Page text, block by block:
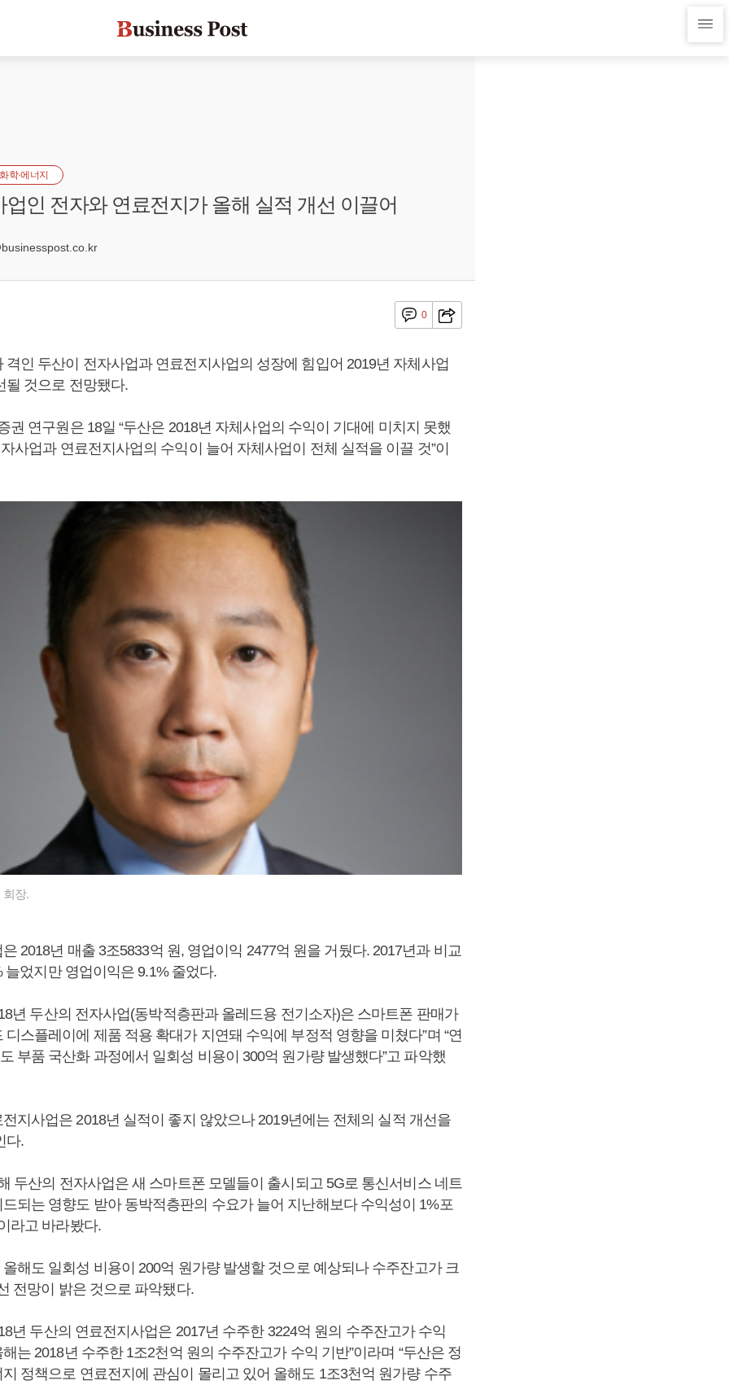
화학·에너지
업인 전자와 연료전지가 올해 실적 개선 이끌어
0
격인 두산이 전자사업과 연료전지사업의 성장에 힘입어 2019년 자체사업
될 것으로 전망됐다.
권 연구원은 18일 “두산은 2018년 자체사업의 수익이 기대에 미치지 못했
사업과 연료전지사업의 수익이 늘어 자체사업이 전체 실적을 이끌 것”이
장.
2018년 매출 3조5833억 원, 영업이익 2477억 원을 거뒀다. 2017년과 비교
늘었지만 영업이익은 9.1% 줄었다.
년 두산의 전자사업(동박적층판과 올레드용 전기소자)은 스마트폰 판매가
스플레이에 제품 적용 확대가 지연돼 수익에 부정적 영향을 미쳤다”며 “연
부품 국산화 과정에서 일회성 비용이 300억 원가량 발생했다”고 파악했
지사업은 2018년 실적이 좋지 않았으나 2019년에는 전체의 실적 개선을
다.
두산의 전자사업은 새 스마트폰 모델들이 출시되고 5G로 통신서비스 네트
되는 영향도 받아 동박적층판의 수요가 늘어 지난해보다 수익성이 1%포
라고 바라봤다.
해도 일회성 비용이 200억 원가량 발생할 것으로 예상되나 수주잔고가 크
전망이 밝은 것으로 파악됐다.
년 두산의 연료전지사업은 2017년 수주한 3224억 원의 수주잔고가 수익
는 2018년 수주한 1조2천억 원의 수주잔고가 수익 기반”이라며 “두산은 정
정책으로 연료전지에 관심이 몰리고 있어 올해도 1조3천억 원가량 수주